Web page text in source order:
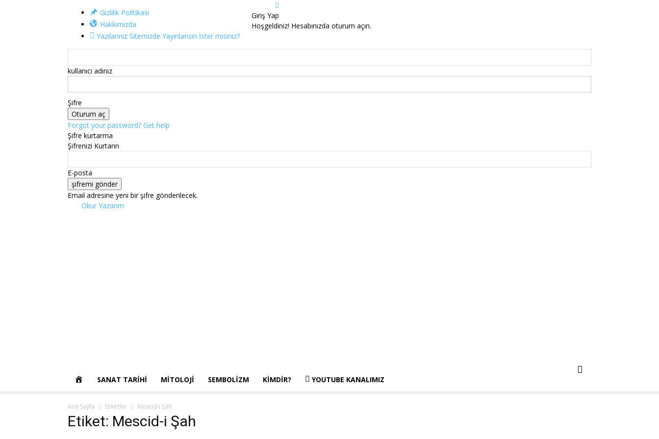
Gizlilik Politikası
Hakkımızda
Yazılarınız Sitemizde Yayınlansın İster misiniz?
Giriş Yap
Hoşgeldiniz! Hesabınızda oturum açın.
kullanıcı adınız
Şifre
Forgot your password? Get help
Şifre kurtarma
Şifrenizi Kurtarın
E-posta
Email adresine yeni bir şifre gönderilecek.
Okur Yazarım
OKUR
YAZARIM
SANAT TARIHI MITOLOJI SEMBOLIZM KIMDIR? YOUTUBE KANALIMIZ
Ana Sayfa Etiketler Mescid-i Şah
Etiket: Mescid-i Şah